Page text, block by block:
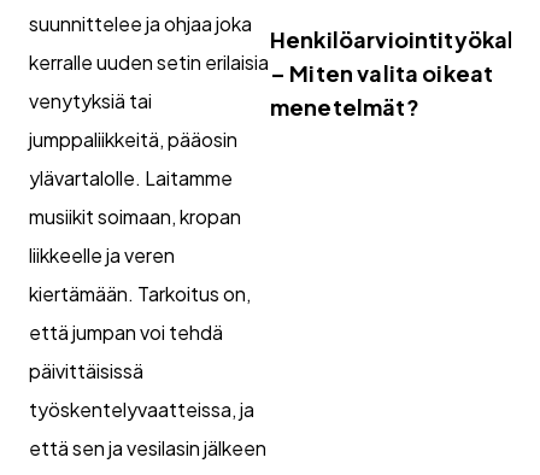
suunnittelee ja ohjaa joka
kerralle uuden setin erilaisia
venytyksiä tai
jumppaliikkeitä, pääosin
ylävartalolle. Laitamme
musiikit soimaan, kropan
liikkeelle ja veren
kiertämään. Tarkoitus on,
että jumpan voi tehdä
päivittäisissä
työskentelyvaatteissa, ja
että sen ja vesilasin jälkeen
Henkilöarviointityökalut
– Miten valita oikeat
menetelmät?